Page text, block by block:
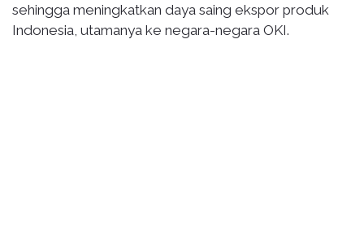
sehingga meningkatkan daya saing ekspor produk
Indonesia, utamanya ke negara-negara OKI.